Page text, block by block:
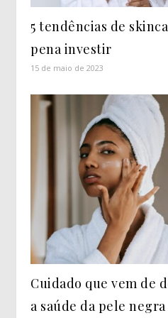
5 tendências de
pena investir
15 de maio de 2023
Cuidado que vem de
a saúde da pele negra